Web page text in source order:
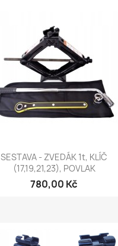
Rychlý náhled
SESTAVA - ZVEDÁK 1t, KLÍČ
(17,19,21,23), POVLAK
780,00 Kč